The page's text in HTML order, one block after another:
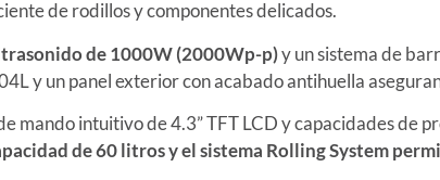
de rodillos y componentes delicados.
de 1000W (2000Wp-p)y un sistema de
y un panel exterior con acabado antihuella
mando intuitivo de 4.3” TFT LCD y capacidades de
de 60 litros y el sistema Rolling System